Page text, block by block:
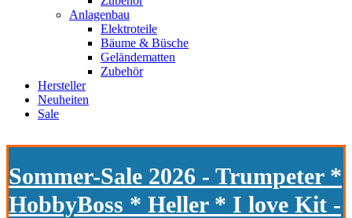
Anlagenbau
Elektroteile
Bäume & Büsche
Geländematten
Zubehör
Hersteller
Neuheiten
Sale
Sommer-Sale 2026 - Trumpeter *
HobbyBoss * Heller * I love Kit -